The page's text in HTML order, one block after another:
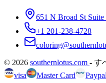
651 N Broad St
+1 201-238-4728
© 2026 southernlotus.com - す
visa
Master Card Paypal